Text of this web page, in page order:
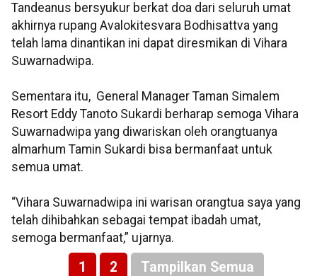
Tandeanus bersyukur berkat doa dari seluruh umat
akhirnya rupang Avalokitesvara Bodhisattva yang
telah lama dinantikan ini dapat diresmikan di Vihara
Suwarnadwipa.
Sementara itu, General Manager Taman Simalem
Resort Eddy Tanoto Sukardi berharap semoga Vihara
Suwarnadwipa yang diwariskan oleh orangtuanya
almarhum Tamin Sukardi bisa bermanfaat untuk
semua umat.
“Vihara Suwarnadwipa ini warisan orangtua saya yang
telah dihibahkan sebagai tempat ibadah umat,
semoga bermanfaat,” ujarnya.
1 2 Tampilkan Semua